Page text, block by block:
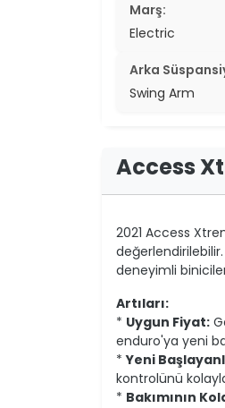
Marş:
Electric
Arka
Swing Arm
Access
2021 Access
deneyimli
Artıları:
* Uygun Fiyat:
enduro'ya yeni
*Yeni
kontrolünü
* Bakımının